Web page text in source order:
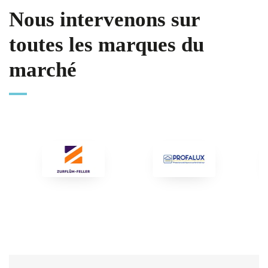
Nous intervenons sur
toutes les marques du
marché